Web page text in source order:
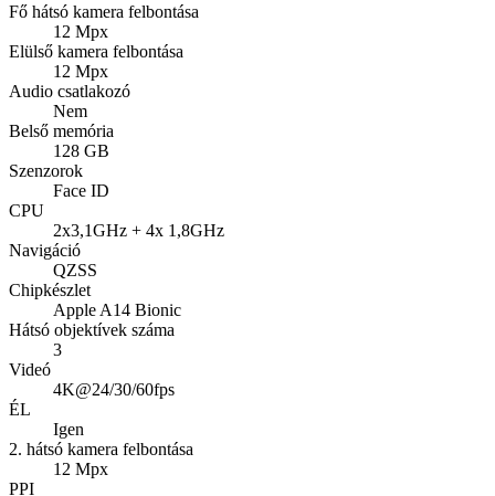
Fő hátsó kamera felbontása
12 Mpx
Elülső kamera felbontása
12 Mpx
Audio csatlakozó
Nem
Belső memória
128 GB
Szenzorok
Face ID
CPU
2x3,1GHz + 4x 1,8GHz
Navigáció
QZSS
Chipkészlet
Apple A14 Bionic
Hátsó objektívek száma
3
Videó
4K@24/30/60fps
ÉL
Igen
2. hátsó kamera felbontása
12 Mpx
PPI